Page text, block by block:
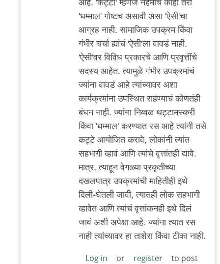
आहे. 'कट्टा' म्हणजे नेहमीच काही तरी
'धम्माल' गोष्टच असावी असा 'ऐसी'चा
आग्रह नाही. सामाजिक उपक्रम किंवा
गंभीर चर्चा ह्यांचं 'ऐसी'ला वावडं नाही.
'ऐसी'वर विविध प्रकारचे आणि प्रवृत्तींचे
सदस्य आहेत. त्यामुळे गंभीर उपक्रमांचं
ज्यांना वावडं आहे त्यांच्यावर अशा
कार्यक्रमांना उपस्थित राहण्याचं कोणतंही
बंधन नाही. ज्यांना निव्वळ थट्टामस्करी
किंवा 'धम्माल' करण्यात रस आहे त्यांनी तसे
कट्टे आयोजित करावे, लोकांनी त्यांत
सहभागी व्हावं आणि त्यांचे वृत्तांतही द्यावे.
मात्र, त्याहून वेगळ्या प्रकृतीच्या
दखलपात्र उपक्रमांची माहितीही इथे
दिली-घेतली जावी, त्यातही लोक सहभागी
व्हावेत आणि त्यांचं वृत्तांकनही इथे दिलं
जावं अशी अपेक्षा आहे. ज्यांना त्यात रस
नाही त्यांच्यावर हा ताशेरा किंवा टीका नाही.
Log in or register
to post